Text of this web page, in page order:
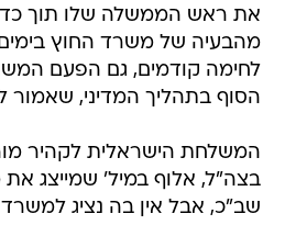
את ראש הממשלה שלו תוך
מהבעיה של משרד החוץ
לחימה קודמים, גם הפעם
הסוף בתהליך המדיני, שאמור
המשלחת הישראלית לקהיר
בצה"ל, אלוף במיל' שמייצג
שב"כ, אבל אין בה נציג